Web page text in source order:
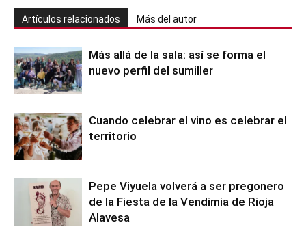
Artículos relacionados Más del autor
Más allá de la sala: así se forma el
nuevo perfil del sumiller
Cuando celebrar el vino es celebrar el
territorio
Pepe Viyuela volverá a ser pregonero
de la Fiesta de la Vendimia de Rioja
Alavesa